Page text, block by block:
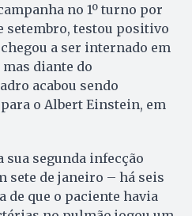
no 1º turno por
setembro, testou positivo
a ser internado em
diante do
acabou sendo
o Albert Einstein, em
segunda infecção
sete de janeiro – há seis
de que o paciente havia